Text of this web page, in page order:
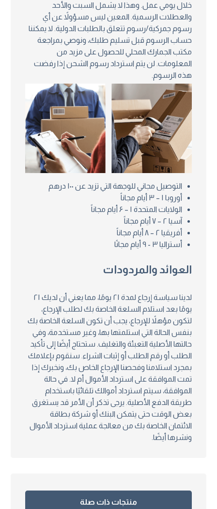
خلال يومي عمل. وهذا لا يشمل السبت والأحد
والعطلات الرسمية. المعين ليس مسؤولاً عن أي
رسوم جمركية/رسوم تتعلق بالطلبات الدولية. لا يمكننا
حساب الرسوم قبل تسليم طلبك، ونوصي بمراجعة
مكتب الجمارك المحلي للحصول على مزيد من
المعلومات. لن يتم استرداد رسوم الشحن إذا رفضت
هذه الرسوم.
التوصيل مجاني للوجهة التي تزيد عن ۱۰۰ درهم
أوروبا ۱ – ۳ أيام مجاناً
الولايات المتحدة ۱ – ۶ أيام مجاناً
آسيا ۲ – ۷ أيام مجاناً
أفريقيا ۲ – ۸ أيام مجاناً
أستراليا ۳ - ۹ أيام مجانًا
العوائد والمردودات
لدينا سياسة إرجاع لمدة ۲۱ يومًا، مما يعني أن لديك ۲۱
يومًا بعد استلام السلعة الخاصة بك لطلب الإرجاع،
لتكون مؤهلاً للإرجاع، يجب أن تكون السلعة الخاصة بك
بنفس الحالة التي استلمتها بها، وغير مستخدمة، وفي
حالتها الأصلية التعبئة والتغليف. ستحتاج أيضًا إلى تأكيد
الطلب أو رقم الطلب أو إثبات الشراء. سنقوم بإعلامك
بمجرد استلامنا وفحصنا الإرجاع الخاص بك، ونخبرك إذا
تمت الموافقة على استرداد الأموال أم لا. في حالة
الموافقة، سيتم استرداد أموالك تلقائيًا باستخدام
طريقة الدفع الأصلية. يرجى تذكر أن الأمر قد يستغرق
بعض الوقت حتى يتمكن البنك أو شركة بطاقة
الائتمان الخاصة بك من معالجة عملية استرداد الأموال
ونشرها أيضًا.
منتجات ذات صلة